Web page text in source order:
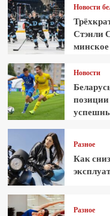
Новости
Стэнли
Новости
Разное
Как
Разное